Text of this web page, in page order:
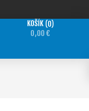
KOŠÍK 0
0,00 €